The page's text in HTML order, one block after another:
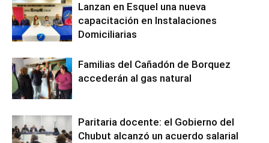
Lanzan en Esquel una nueva
capacitación en Instalaciones
Domiciliarias
Familias del Cañadón de Borquez
accederán al gas natural
Paritaria docente: el Gobierno del
Chubut alcanzó un acuerdo salarial